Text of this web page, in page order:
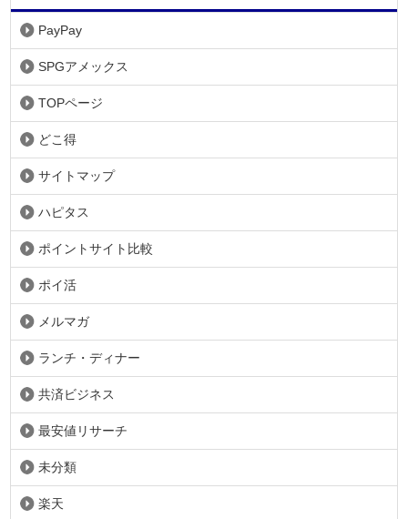
PayPay
SPGアメックス
TOPページ
どこ得
サイトマップ
ハピタス
ポイントサイト比較
ポイ活
メルマガ
ランチ・ディナー
共済ビジネス
最安値リサーチ
未分類
楽天